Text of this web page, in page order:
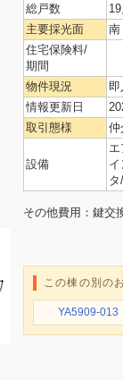
総戸数
主要採光面
南
住宅保険料/
期間
物件現況
情報更新日
取引態様
仲
設備
その他費用：鍵交
この棟の別の
YA5909-013